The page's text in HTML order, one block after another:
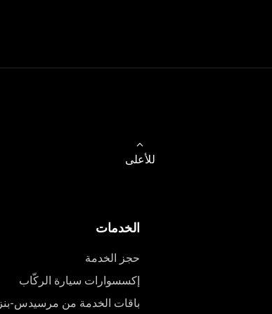
للأعلى
الخدمات
حجز الخدمة
إكسسوارات سيارة الركّاب
باقات الخدمة من مرسيدس-بنز